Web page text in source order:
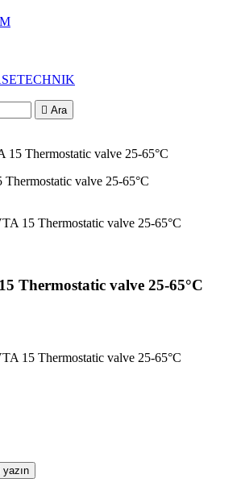
 Ara
15 Thermostatic valve 25-65°C
Thermostatic valve 25-65°C
15 Thermostatic valve 25-65°C